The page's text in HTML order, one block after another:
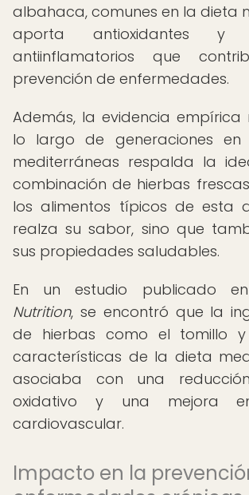
albahaca, comunes en la dieta
aporta antioxidantes y
antiinflamatorios que
prevención de enfermedades.
Además, la evidencia
lo largo de generaciones en
mediterráneas respalda la
combinación de hierbas
los alimentos típicos de esta
realza su sabor, sino que
sus propiedades saludables.
En un estudio publicado
Nutrition, se encontró que la
de hierbas como el tomillo
características de la dieta
asociaba con una
oxidativo y una mejora
cardiovascular.
Impacto en la